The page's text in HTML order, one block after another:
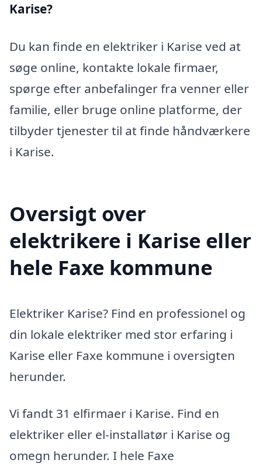
Karise?
Du kan finde en elektriker i Karise ved at
søge online, kontakte lokale firmaer,
spørge efter anbefalinger fra venner eller
familie, eller bruge online platforme, der
tilbyder tjenester til at finde håndværkere
i Karise.
Oversigt over
elektrikere i Karise eller
hele Faxe kommune
Elektriker Karise? Find en professionel og
din lokale elektriker med stor erfaring i
Karise eller Faxe kommune i oversigten
herunder.
Vi fandt 31 elfirmaer i Karise. Find en
elektriker eller el-installatør i Karise og
omegn herunder. I hele Faxe